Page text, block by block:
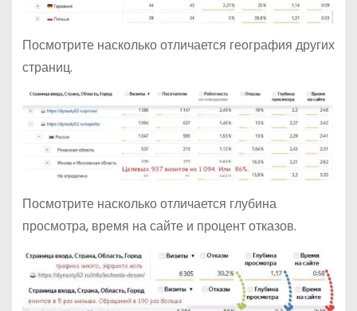
Посмотрите насколько отличается география других
страниц.
Посмотрите насколько отличается глубина
просмотра, время на сайте и процент отказов.